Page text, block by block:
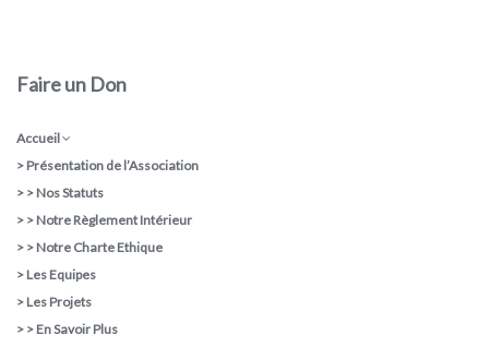
Faire un Don
Accueil
> Présentation de l’Association
> > Nos Statuts
> > Notre Règlement Intérieur
> > Notre Charte Ethique
> Les Equipes
> Les Projets
> > En Savoir Plus